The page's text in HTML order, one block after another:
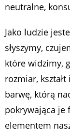
neutralne,
Jako ludzie
słyszymy,
które widzimy,
rozmiar,
barwę, którą
pokrywająca je
elementem